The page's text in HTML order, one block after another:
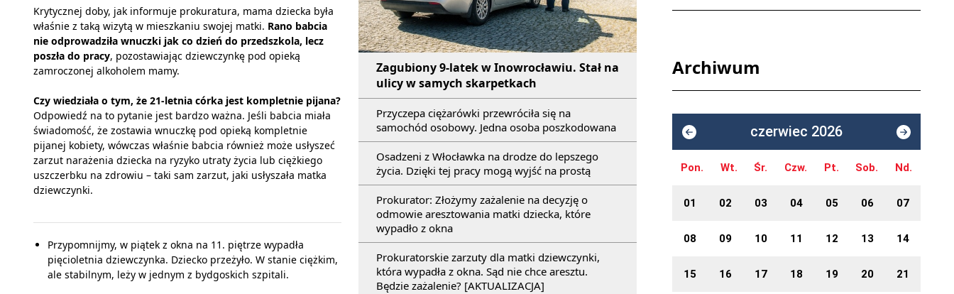
Zagubiony 9-latek w Inowrocławiu. Stał na
ulicy w samych skarpetkach
Przyczepa ciężarówki przewróciła się na
samochód osobowy. Jedna osoba poszkodowana
Osadzeni z Włocławka na drodze do lepszego
życia. Dzięki tej pracy mogą wyjść na prostą
Prokurator: Złożymy zażalenie na decyzję o
odmowie aresztowania matki dziecka, które
wypadło z okna
Prokuratorskie zarzuty dla matki dziewczynki,
która wypadła z okna. Sąd nie chce aresztu.
Będzie zażalenie? [AKTUALIZACJA]
Krytycznej doby, jak informuje prokuratura, mama dziecka była
właśnie z taką wizytą w mieszkaniu swojej matki. Rano babcia
nie odprowadziła wnuczki jak co dzień do przedszkola, lecz
poszła do pracy, pozostawiając dziewczynkę pod opieką
zamroczonej alkoholem mamy.
Czy wiedziała o tym, że 21-letnia córka jest kompletnie pijana?
Odpowiedź na to pytanie jest bardzo ważna. Jeśli babcia miała
świadomość, że zostawia wnuczkę pod opieką kompletnie
pijanej kobiety, wówczas właśnie babcia również może usłyszeć
zarzut narażenia dziecka na ryzyko utraty życia lub ciężkiego
uszczerbku na zdrowiu – taki sam zarzut, jaki usłyszała matka
dziewczynki.
Przypomnijmy, w piątek z okna na 11. piętrze wypadła
pięcioletnia dziewczynka. Dziecko przeżyło. W stanie ciężkim,
ale stabilnym, leży w jednym z bydgoskich szpitali.
Archiwum
czerwiec 2026
Pon. Wt. Śr. Czw. Pt. Sob. Nd.
01 02 03 04 05 06 07
08 09 10 11 12 13 14
15 16 17 18 19 20 21